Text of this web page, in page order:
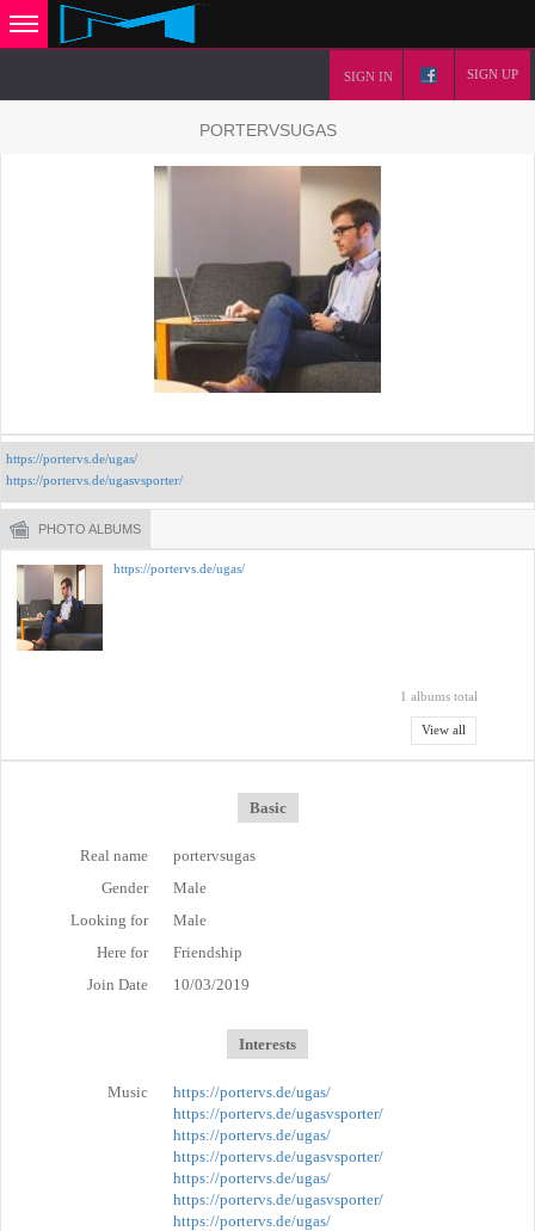
SIGN IN SIGN UP
PORTERVSUGAS
https://portervs.de/ugas/
https://portervs.de/ugasvsporter/
PHOTO ALBUMS
https://portervs.de/ugas/
1 albums total
View all
Basic
Real name
portervsugas
Gender
Male
Looking for
Male
Here for
Friendship
Join Date
10/03/2019
Interests
Music
https://portervs.de/ugas/
https://portervs.de/ugasvsporter/
https://portervs.de/ugas/
https://portervs.de/ugasvsporter/
https://portervs.de/ugas/
https://portervs.de/ugasvsporter/
https://portervs.de/ugas/